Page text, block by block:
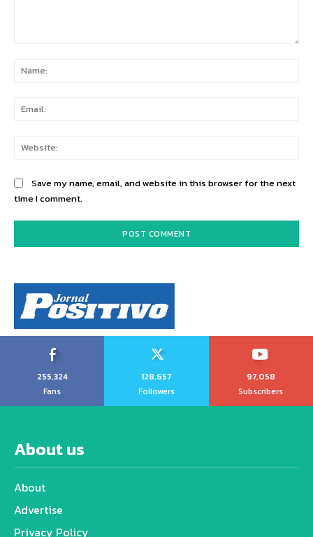
Save my name, email, and website in this browser for the next
time I comment.
255,324
Fans
128,657
Followers
97,058
Subscribers
About us
About
Advertise
Privacy Policy